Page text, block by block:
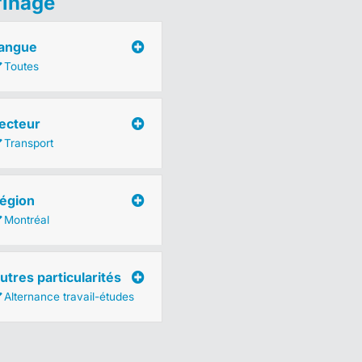
Toutes
Transport
Montréal
particularités
Alternance travail-études